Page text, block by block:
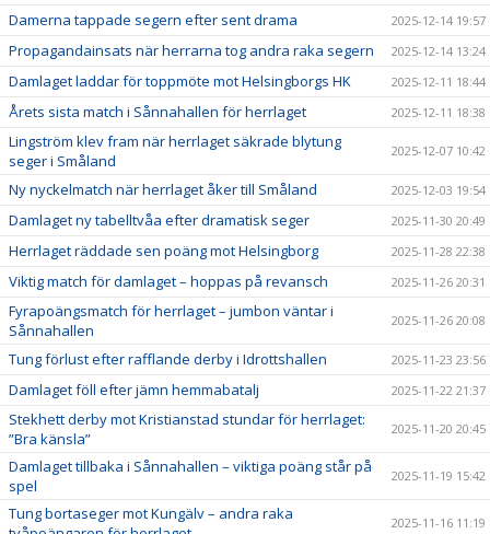
Damerna tappade segern efter sent drama 2025-12-14 19:57
Propagandainsats när herrarna tog andra raka segern 2025-12-14 13:24
Damlaget laddar för toppmöte mot Helsingborgs HK 2025-12-11 18:44
Årets sista match i Sånnahallen för herrlaget 2025-12-11 18:38
Lingström klev fram när herrlaget säkrade blytung
seger i Småland
2025-12-07 10:42
Ny nyckelmatch när herrlaget åker till Småland 2025-12-03 19:54
Damlaget ny tabelltvåa efter dramatisk seger 2025-11-30 20:49
Herrlaget räddade sen poäng mot Helsingborg 2025-11-28 22:38
Viktig match för damlaget – hoppas på revansch 2025-11-26 20:31
Fyrapoängsmatch för herrlaget – jumbon väntar i
Sånnahallen
2025-11-26 20:08
Tung förlust efter rafflande derby i Idrottshallen 2025-11-23 23:56
Damlaget föll efter jämn hemmabatalj 2025-11-22 21:37
Stekhett derby mot Kristianstad stundar för herrlaget:
”Bra känsla”
2025-11-20 20:45
Damlaget tillbaka i Sånnahallen – viktiga poäng står på
spel
2025-11-19 15:42
Tung bortaseger mot Kungälv – andra raka
2025-11-16 11:19